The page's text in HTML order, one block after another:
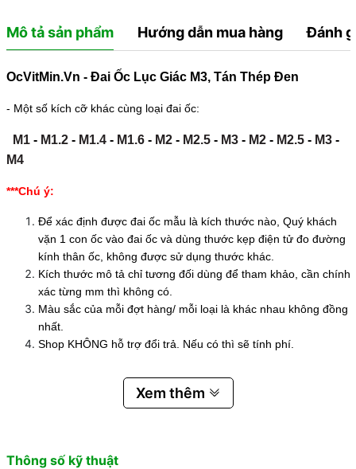
Mô tả sản phẩm Hướng dẫn mua hàng Đánh
OcVitMin.Vn - Đai Ốc Lục Giác M3, Tán Thép Đen
- Một số kích cỡ khác cùng loại đai ốc:
M1- M1.2- M1.4- M1.6- M2- M2.5- M3- M2- M2.5- M3-
M4
***Chú ý:
Để xác định được đai ốc mẫu là kích thước nào, Quý khách
vặn 1 con ốc vào đai ốc và dùng thước kẹp điện tử đo đường
kính thân ốc, không được sử dụng thước khác.
Kích thước mô tả chỉ tương đối dùng để tham khảo, cần chính
xác từng mm thì không có.
Màu sắc của mỗi đợt hàng/ mỗi loại là khác nhau không đồng
nhất.
Shop KHÔNG hỗ trợ đổi trả. Nếu có thì sẽ tính phí.
Xem thêm
Thông số kỹ thuật